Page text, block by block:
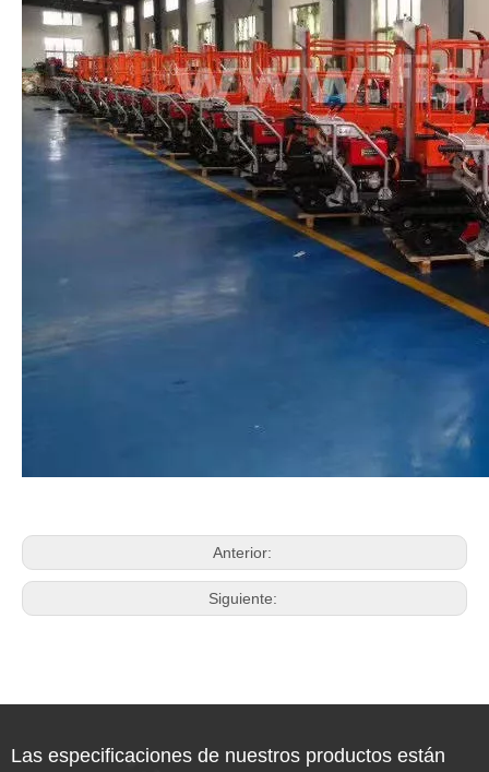
Anterior:
Siguiente:
Las especificaciones de nuestros productos están